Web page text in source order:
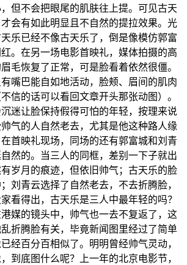
但不会把眼尾的肌肤往上提。可见古天
会有如此明显且不自然的提拉效果。光
乐已经不像古天乐了，倒是像模仿郭富
。在另一场电影首映礼，媒体拍摄的高
毛恢复了正常，可是脸看着依然很僵。
嘴巴能自如地活动，脸颊、眉间的肌肉
信的话可以看回文章开头那张动图）。
迷让脸保持假得可怕的年轻，按理来说
气的人自然老去，尤其是他这种路人缘
首映礼现场，同场的还有郭富城和刘青
然的。当三人的同框，差别一下子就出
岁月的痕迹，但依旧帅气；古天乐的脸
刘青云选择了自然老去，不去折腾脸，
看得出，古天乐是三人中最年轻的吗？
媒的镜头中，帅气也一去不复返了，这
折腾脸有关，毕竟新闻图里经过了简单
经百分百相似了。明明曾经帅气灵动，
到底图什么呢？上一年的北京电影节，